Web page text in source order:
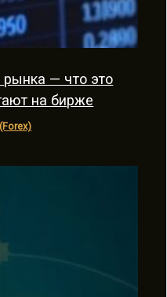
рынка — что это
на бирже